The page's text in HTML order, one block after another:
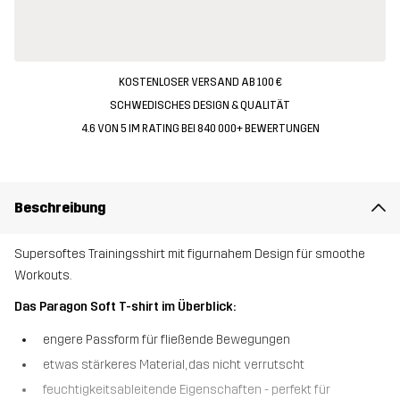
KOSTENLOSER VERSAND AB 100 €
SCHWEDISCHES DESIGN & QUALITÄT
4.6 VON 5 IM RATING BEI 840 000+ BEWERTUNGEN
Beschreibung
Supersoftes Trainingsshirt mit figurnahem Design für smoothe
Workouts.
Das Paragon Soft T-shirt im Überblick:
engere Passform für fließende Bewegungen
etwas stärkeres Material, das nicht verrutscht
feuchtigkeitsableitende Eigenschaften - perfekt für